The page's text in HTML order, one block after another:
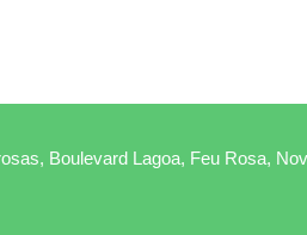
Boulevard Lagoa, Feu Rosa,